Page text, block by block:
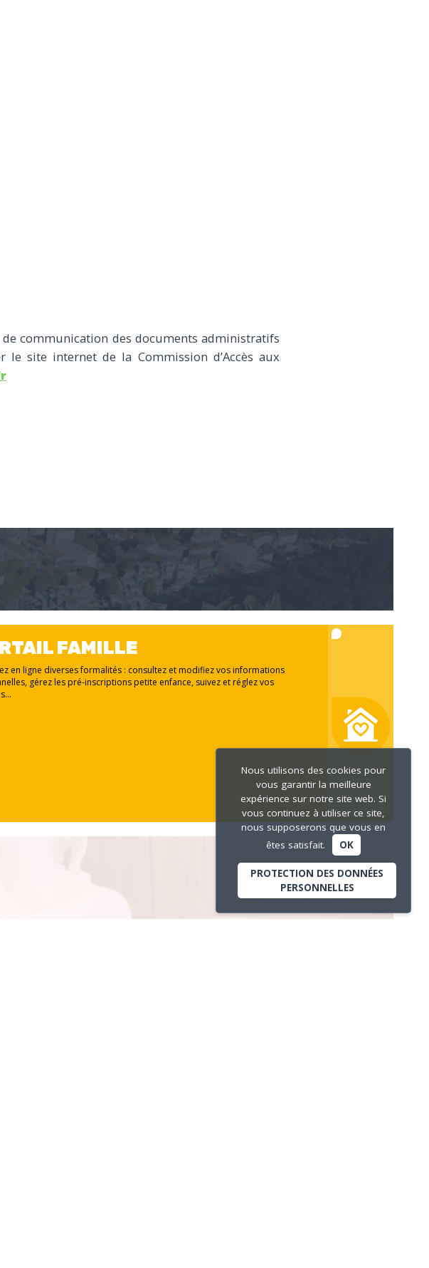
communication des documents administratifs
site internet de la Commission d’Accès aux
FAMILLE
en ligne diverses formalités : consultez et modifiez vos informations
gérez les pré-inscriptions petite enfance, suivez et réglez vos
Nous utilisons des cookies pour
vous garantir la meilleure
expérience sur notre site web. Si
vous continuez à utiliser ce site,
nous supposerons que vous en
êtes satisfait.
OK
PROTECTION DES DONNÉES
PERSONNELLES